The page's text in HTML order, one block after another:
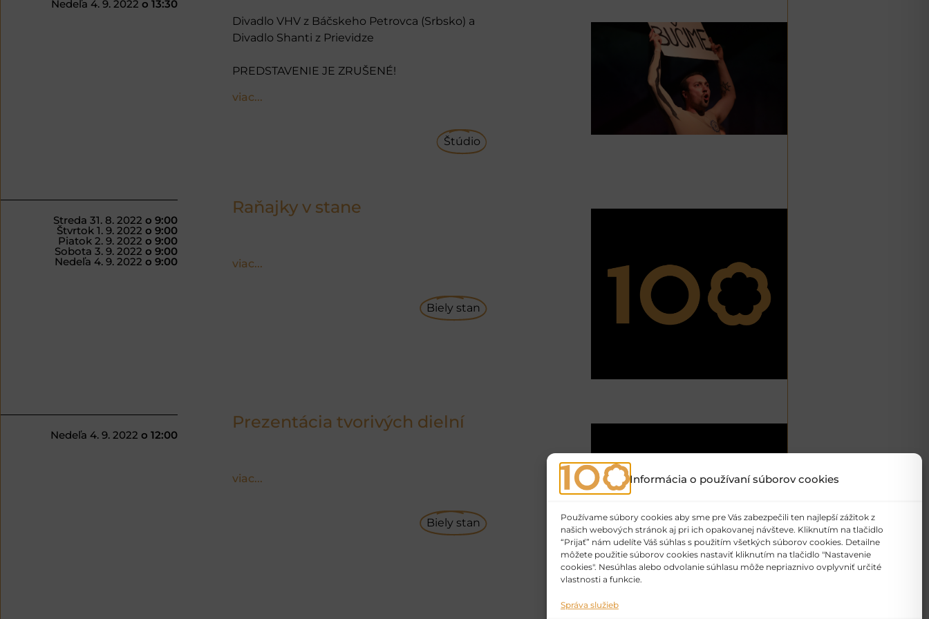
Informácia o používaní súborov cookies
Používame súbory cookies aby sme pre Vás zabezpečili ten najlepší zážitok z
našich webových stránok aj pri ich opakovanej návšteve. Kliknutím na tlačidlo
“Prijať” nám udelíte Váš súhlas s použitím všetkých súborov cookies. Detailne
môžete použitie súborov cookies nastaviť kliknutím na tlačidlo "Nastavenie
cookies". Nesúhlas alebo odvolanie súhlasu môže nepriaznivo ovplyvniť určité
vlastnosti a funkcie.
Správa služieb
Nedeľa 4. 9. 2022 o 13:30
Divadlo VHV z Báčskeho Petrovca (Srbsko) a
Divadlo Shanti z Prievidze
PREDSTAVENIE JE ZRUŠENÉ!
viac...
Štúdio
Streda 31. 8. 2022 o 9:00
Štvrtok 1. 9. 2022 o 9:00
Piatok 2. 9. 2022 o 9:00
Sobota 3. 9. 2022 o 9:00
Nedeľa 4. 9. 2022 o 9:00
Raňajky v stane
viac...
Biely stan
Nedeľa 4. 9. 2022 o 12:00
Prezentácia tvorivých dielní
viac...
Biely stan